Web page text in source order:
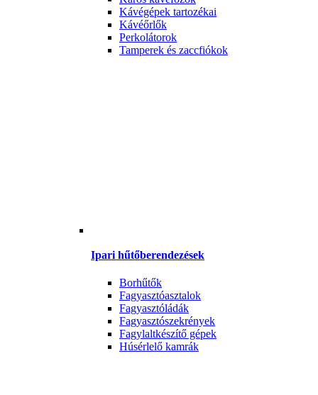
Kávégépek tartozékai
Kávéőrlők
Perkolátorok
Tamperek és zaccfiókok
Ipari hűtőberendezések
Borhűtők
Fagyasztóasztalok
Fagyasztóládák
Fagyasztószekrények
Fagylaltkészítő gépek
Húsérlelő kamrák